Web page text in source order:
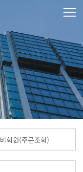
비회원(주문조회)